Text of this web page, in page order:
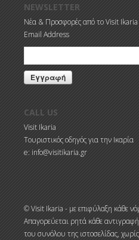
NEWSLETTER
Νέα & Προσφορές από το Visit Ikaria
Email Address
CALL US
Visit Ikaria
Τουριστικός οδηγός για την Ικαρία
e: info@visitikaria.gr
© Visit Ikaria - με επιφύλαξη κάθε
Απαγορεύεται ρητά κάθε
του συνόλου της ιστοσελίδας,